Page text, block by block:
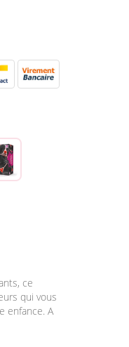
ce
qui vous
enfance. A